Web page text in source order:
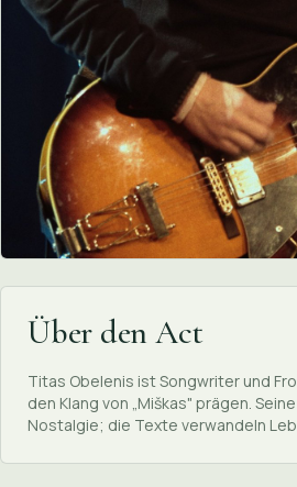
Über den Act
Titas Obelenis ist Songwriter und
den Klang von „Miškas" prägen.
Nostalgie; die Texte verwandeln